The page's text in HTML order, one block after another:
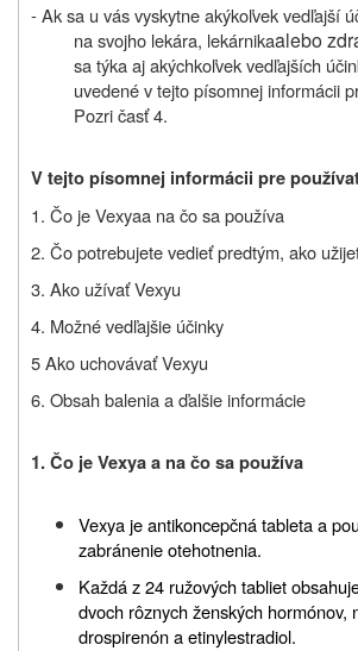
- Ak sa u vás vyskytne akýkoľvek vedľajší
na svojho lekára, lekárnikaalebo
sa týka aj akýchkoľvek vedľajších
uvedené v tejto písomnej informácii
Pozri časť 4.
V tejto písomnej informácii pre
1. Čo je Vexyaa na čo sa používa
2. Čo potrebujete vedieť predtým, ako
3. Ako užívať Vexyu
4. Možné vedľajšie účinky
5 Ako uchovávať Vexyu
6. Obsah balenia a ďalšie informácie
1. Čo je Vexya a na čo sa používa
Vexya je antikoncepčná tableta a
zabránenie otehotnenia.
Každá z 24 ružových tabliet
dvoch rôznych ženských hormónov,
drospirenón a etinylestradiol.